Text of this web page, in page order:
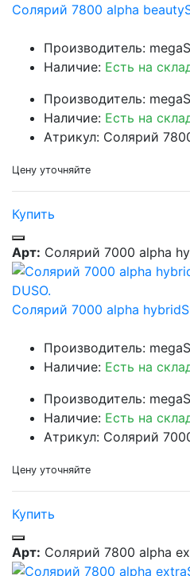
Солярий 7800 alpha
Производитель:
Наличие: Есть на
Производитель:
Наличие: Есть на
Атрикул: Солярий
Цену уточняйте
Купить
Арт: Солярий 7000 alpha
Солярий 7000 alpha
Производитель:
Наличие: Есть на
Производитель:
Наличие: Есть на
Атрикул: Солярий
Цену уточняйте
Купить
Арт: Солярий 7800 alpha